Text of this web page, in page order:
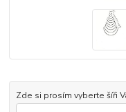
Zde si prosím vyberte šíři